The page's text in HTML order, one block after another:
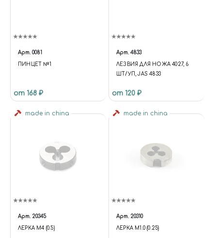
Арт. 0081
ПИНЦЕТ №1
от 168 ₽
Арт. 4833
ЛЕЗВИЯ ДЛЯ НОЖА 4027, 6
ШТ/УП, JAS 4833
от 120 ₽
made in china
Арт. 20345
ЛЕРКА М4 (0.5)
made in china
Арт. 20310
ЛЕРКА М1.0 (0.25)